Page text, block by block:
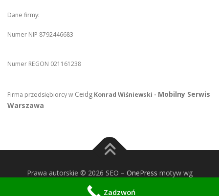
Dane firmy:
Numer NIP 8792446683
Numer REGON 021161238
Firma przedsiębiorcy w Ceidg Konrad Wiśniewski - Mobilny Serwis
Warszawa
Prawa autorskie © 2026 SEO – OnePress motyw wg
FameThemes
Zadzwoń